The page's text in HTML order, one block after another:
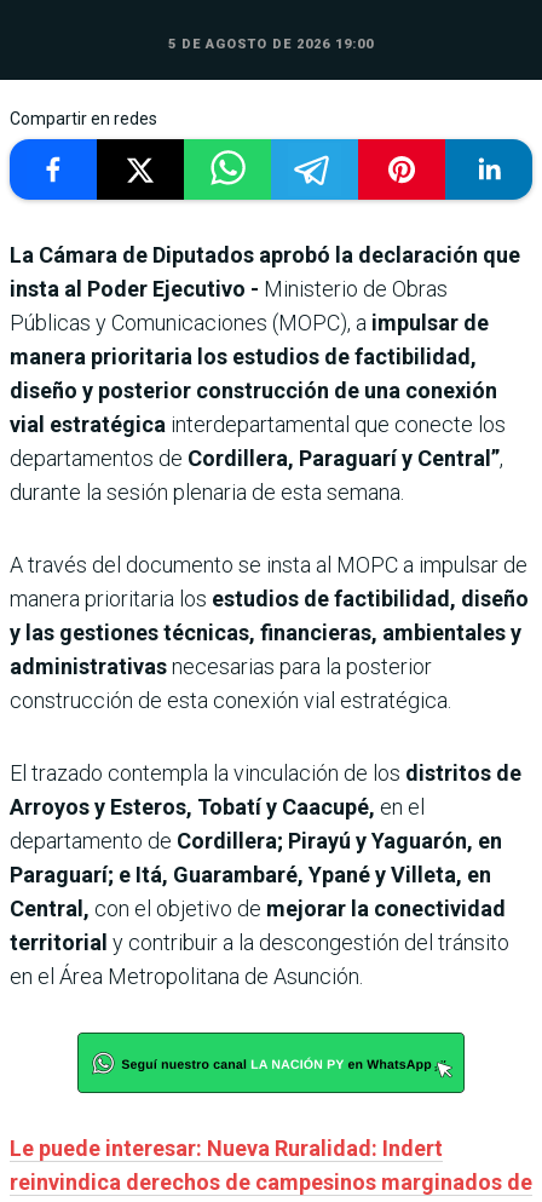
5 DE AGOSTO DE 2026 19:00
Compartir en redes
La Cámara de Diputados aprobó la declaración que
insta al Poder Ejecutivo - Ministerio de Obras
Públicas y Comunicaciones (MOPC), a impulsar de
manera prioritaria los estudios de factibilidad,
diseño y posterior construcción de una conexión
vial estratégica interdepartamental que conecte los
departamentos de Cordillera, Paraguarí y Central”,
durante la sesión plenaria de esta semana.
A través del documento se insta al MOPC a impulsar de
manera prioritaria los estudios de factibilidad, diseño
y las gestiones técnicas, financieras, ambientales y
administrativasnecesarias para la posterior
construcción de esta conexión vial estratégica.
El trazado contempla la vinculación de los distritos de
Arroyos y Esteros, Tobatí y Caacupé, en el
departamento de Cordillera; Pirayú y Yaguarón, en
Paraguarí; e Itá, Guarambaré, Ypané y Villeta, en
Central, con el objetivo de mejorar la conectividad
territorial y contribuir a la descongestión del tránsito
en el Área Metropolitana de Asunción.
Le puede interesar: Nueva Ruralidad: Indert
reinvindica derechos de campesinos marginados de